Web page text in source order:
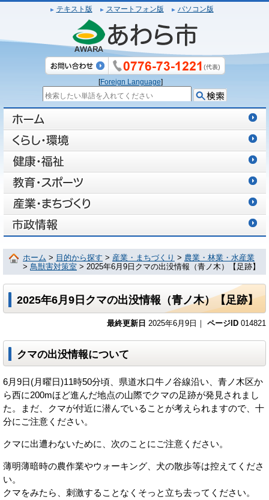
テキスト版 スマートフォン版 パソコン版
[Foreign Language]
ホーム > 目的から探す > 産業・まちづくり > 農業・林業・水産業
> 鳥獣害対策室 > 2025年6月9日クマの出没情報（青ノ木）【足跡】
2025年6月9日クマの出没情報（青ノ木）【足跡】
最終更新日 2025年6月9日｜ ページID 014821
クマの出没情報について
6月9日(月曜日)11時50分頃、県道水口牛ノ谷線沿い、青ノ木区か
ら西に200mほど進んだ地点の山際でクマの足跡が発見されまし
た。まだ、クマが付近に潜んでいることが考えられますので、十
分にご注意ください。
クマに出遭わないために、次のことにご注意ください。
薄明薄暗時の農作業やウォーキング、犬の散歩等は控えてくださ
い。
クマをみたら、刺激することなくそっと立ち去ってください。